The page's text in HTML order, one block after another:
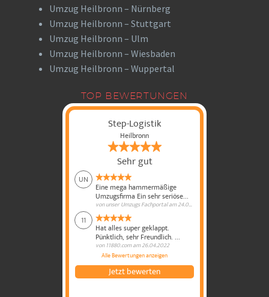
Umzug Heilbronn – Nürnberg
Umzug Heilbronn – Stuttgart
Umzug Heilbronn – Ulm
Umzug Heilbronn – Wiesbaden
Umzug Heilbronn – Wuppertal
TOP BEWERTUNGEN
Step-Logistik
Heilbronn
Sehr gut
UN
Eine mega hammermäßige
Umzugsfirma Ein sehr seriöse...
vonunser Umzugs Fachportalam24.09.2024
11
Hat alles super geklappt.
Pünktlich, sehr Freundlich. ...
von11880.comam26.04.2022
Alle Bewertungen anzeigen
Jetzt bewerten